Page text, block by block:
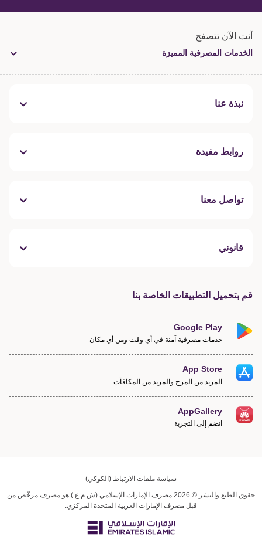
أنت الآن تتصفح
الخدمات المصرفية المميزة
نبذة عنا
روابط مفيدة
تواصل معنا
قانوني
قم بتحميل التطبيقات الخاصة بنا
Google Play
خدمات مصرفية آمنة في أي وقت ومن أي مكان
App Store
المزيد من المرح والمزيد من المكافآت
AppGallery
انضم إلى التجربة
سياسة ملفات الارتباط (الكوكي)
حقوق الطبع والنشر © 2026 مصرف الإمارات الإسلامي (ش.م.ع.) هو مصرف مرخّص من
قبل مصرف الإمارات العربية المتحدة المركزي.